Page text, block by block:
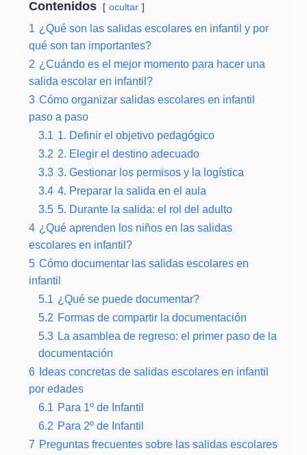
Contenidos ocultar
1 ¿Qué son las salidas escolares en infantil y por
qué son tan importantes?
2 ¿Cuándo es el mejor momento para hacer una
salida escolar en infantil?
3 Cómo organizar salidas escolares en infantil
paso a paso
3.1 1. Definir el objetivo pedagógico
3.2 2. Elegir el destino adecuado
3.3 3. Gestionar los permisos y la logística
3.4 4. Preparar la salida en el aula
3.5 5. Durante la salida: el rol del adulto
4 ¿Qué aprenden los niños en las salidas
escolares en infantil?
5 Cómo documentar las salidas escolares en
infantil
5.1 ¿Qué se puede documentar?
5.2 Formas de compartir la documentación
5.3 La asamblea de regreso: el primer paso de la
documentación
6 Ideas concretas de salidas escolares en infantil
por edades
6.1 Para 1º de Infantil
6.2 Para 2º de Infantil
7 Preguntas frecuentes sobre las salidas escolares